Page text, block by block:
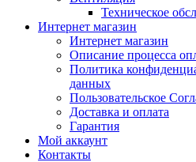
Техническое
Интернет магазин
Интернет магазин
Описание процесса
Политика
данных
Пользовательское
Доставка и оплата
Гарантия
Мой аккаунт
Контакты